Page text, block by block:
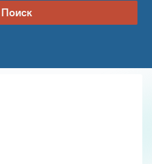
Поиск